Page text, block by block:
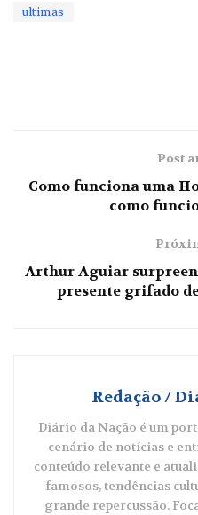
ultimas
Post
Como funciona uma
como
Arthur Aguiar
presente grifado
Redação /
Diário da Nação é um
cenário de notícias e
conteúdo relevante e
famosos, tendências
grande repercussão.